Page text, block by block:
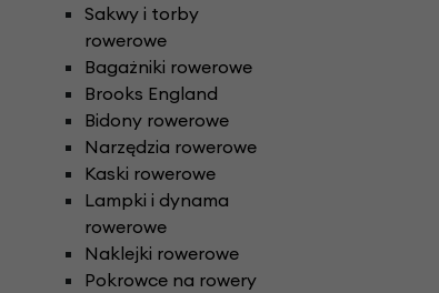
Sakwy i torby
rowerowe
Bagażniki rowerowe
Brooks England
Bidony rowerowe
Narzędzia rowerowe
Kaski rowerowe
Lampki i dynama
rowerowe
Naklejki rowerowe
Pokrowce na rowery